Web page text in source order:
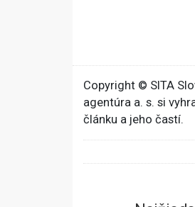
Copyright © SITA
agentúra a. s. si
článku a jeho častí.